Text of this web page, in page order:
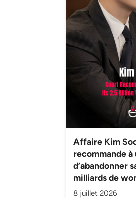
Affaire Kim
recommande à
d’abandonner
milliards de
8 juillet 2026